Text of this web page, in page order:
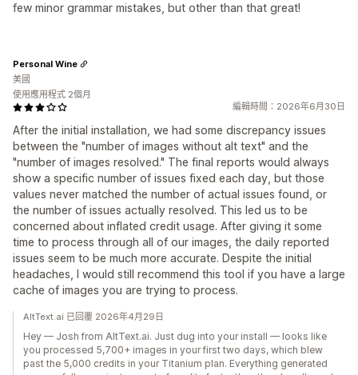
few minor grammar mistakes, but other than that great!
編輯時間：2026年6月30日
After the initial installation, we had some discrepancy issues
between the "number of images without alt text" and the
"number of images resolved." The final reports would always
show a specific number of issues fixed each day, but those
values never matched the number of actual issues found, or
the number of issues actually resolved. This led us to be
concerned about inflated credit usage. After giving it some
time to process through all of our images, the daily reported
issues seem to be much more accurate. Despite the initial
headaches, I would still recommend this tool if you have a large
cache of images you are trying to process.
Personal Wine
美國
使用應用程式 2個月
AltText.ai 已回覆 2026年4月29日
Hey — Josh from AltText.ai. Just dug into your install — looks like
you processed 5,700+ images in your first two days, which blew
past the 5,000 credits in your Titanium plan. Everything generated